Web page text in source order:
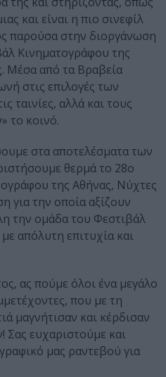
και είναι η πιο σινεφίλ
παρούσα στην διοργάνωση
Κινηματογράφου της
Μέσα από τα Βραβεία
στις επιλογές των
ταινίες, αλλά και τους
το κοινό.
στα αποτελέσματα των
θερμά το 28ο
της Αθήνας, Νύχτες
για την οποία αξίζουν
την ομάδα του Φεστιβάλ
απόλυτη επιτυχία και
ας πούμε όλοι ένα μεγάλο
που με τη
μαγνήτισαν και κέρδισαν
Σας ευχαριστούμε και
μας ραντεβού για